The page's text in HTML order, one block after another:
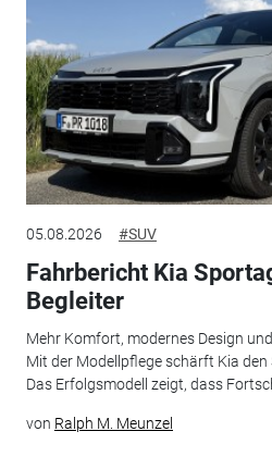
05.08.2026 #SUV
Fahrbericht Kia
Begleiter
Mehr Komfort, modernes Design
Mit der Modellpflege schärft Kia
Das Erfolgsmodell zeigt, dass
von Ralph M. Meunzel